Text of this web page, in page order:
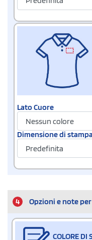
Lato Cuore
Dimensione di stampa
4 Opzioni e note
COLORE DI